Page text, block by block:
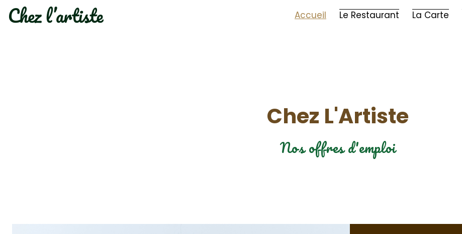
Accueil Le Restaurant La Carte
Chez L'Artiste
Nos offres d'emploi